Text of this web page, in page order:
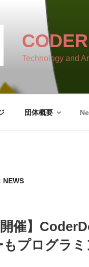
Technology and
団体概要
NEWS
開催】
もプログラミ